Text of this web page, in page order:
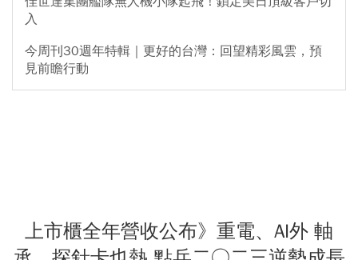
入
今周刊30週年特輯｜更好的台灣：回望精彩風雲，預
見前瞻行動
上市櫃全年營收公布》重電、AI外 軸